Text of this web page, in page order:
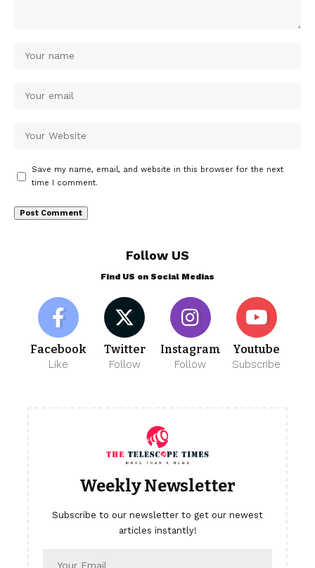
Save my name, email, and website in this browser for the next
time I comment.
Follow US
Find US on Social Medias
Facebook
Like
Twitter
Follow
Instagram
Follow
Youtube
Subscribe
Weekly Newsletter
Subscribe to our newsletter to get our newest
articles instantly!